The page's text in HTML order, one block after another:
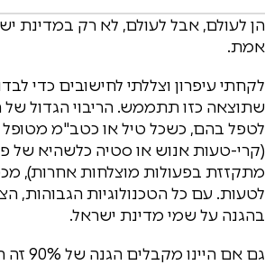
הן לעולם, אבל לעולם, לא רק במדינת
אמת.
לקחתי עיפרון וצללתי לחישובים כדי
שתוצאה כזו תתממש. הריבוי הגדול של
לטפל בהם, כשכל טיל או כטב"מ מטופל
(קרי-טעות אנוש או סטיה כלשהיא של
מתקזזת בפעולות מוצלחות אחרות),
לטעות. עם כל הטכנולוגיות הגבוהות,
בהגנה על שמי מדינת ישראל.
גם אם היינו מקבלים הגנה של 90% זה היה בגדר של נס.